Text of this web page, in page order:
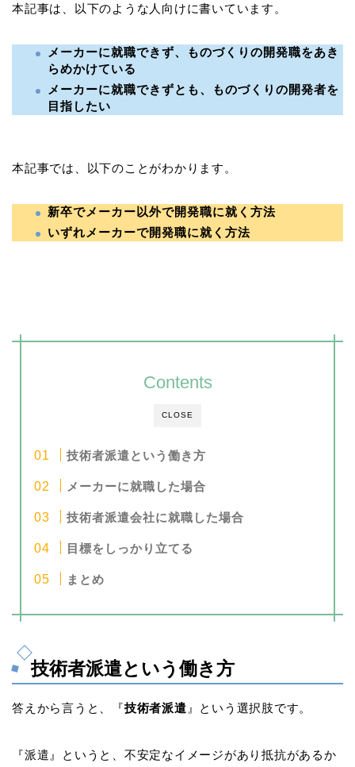
本記事は、以下のような人向けに書いています。
メーカーに就職できず、ものづくりの開発職をあき
らめかけている
メーカーに就職できずとも、ものづくりの開発者を
目指したい
本記事では、以下のことがわかります。
新卒でメーカー以外で開発職に就く方法
いずれメーカーで開発職に就く方法
CLOSE
Contents
技術者派遣という働き方
メーカーに就職した場合
技術者派遣会社に就職した場合
目標をしっかり立てる
まとめ
技術者派遣という働き方
答えから言うと、『技術者派遣 』という選択肢です。
『派遣』というと、不安定なイメージがあり抵抗があるか